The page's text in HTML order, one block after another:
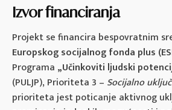
Izvor financiranja
Projekt se financira bespovratnim
Europskog socijalnog fonda plus
Programa „Učinkoviti ljudski
(PULJP), Prioriteta 3 – Socijalno
prioriteta jest poticanje aktivnog